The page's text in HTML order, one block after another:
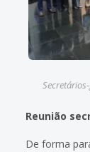
Reunião
De forma